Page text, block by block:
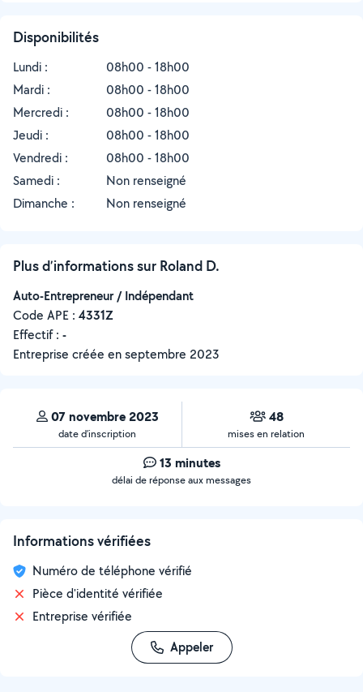
Disponibilités
Lundi :
08h00 - 18h00
Mardi :
08h00 - 18h00
Mercredi :
08h00 - 18h00
Jeudi :
08h00 - 18h00
Vendredi :
08h00 - 18h00
Samedi :
Non renseigné
Dimanche :
Non renseigné
Plus d’informations sur Roland D.
Auto-Entrepreneur / Indépendant
Code APE : 4331Z
Effectif : -
Entreprise créée enseptembre 2023
07 novembre 2023
date d’inscription
48
mises en relation
13 minutes
délai de réponse aux messages
Informations vérifiées
Numéro de téléphone vérifié
Pièce d'identité vérifiée
Entreprise vérifiée
Appeler